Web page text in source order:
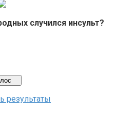
случился инсульт?
результаты